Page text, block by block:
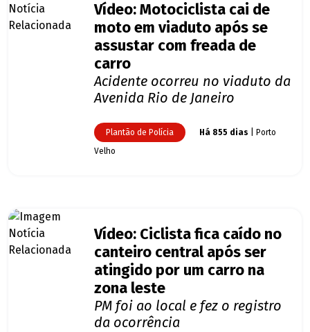
Vídeo: Motociclista cai de
moto em viaduto após se
assustar com freada de
carro
Acidente ocorreu no viaduto da
Avenida Rio de Janeiro
Plantão de Polícia Há 855 dias | Porto
Velho
Vídeo: Ciclista fica caído no
canteiro central após ser
atingido por um carro na
zona leste
PM foi ao local e fez o registro
da ocorrência